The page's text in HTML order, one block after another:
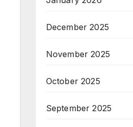
December 2025
November 2025
October 2025
September 2025